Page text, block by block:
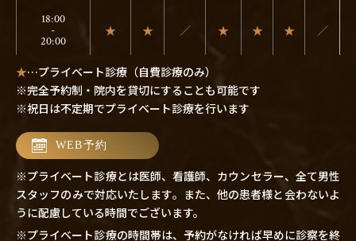
18:00
-
20:00
★ ★ ／ ★ ★ ★ ／
★…プライベート診療（自費診療のみ）
※完全予約制・院内を貸切にすることも可能です
※祝日は不定期でプライベート診療を行います
WEB予約
※プライベート診療とは医師、看護師、カウンセラー、全て男性
スタッフのみで対応いたします。また、他の患者様と会わないよ
うに配慮している時間でございます。
※プライベート診療の時間帯は、予約がなければ早めに診察を終